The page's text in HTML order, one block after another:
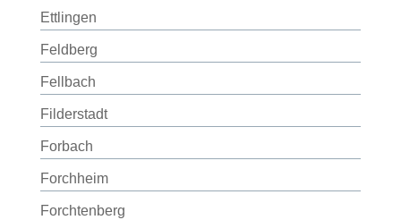
Ettlingen
Feldberg
Fellbach
Filderstadt
Forbach
Forchheim
Forchtenberg